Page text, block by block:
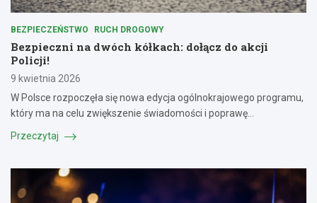
BEZPIECZEŃSTWO RUCH DROGOWY
Bezpieczni na dwóch kółkach: dołącz do akcji
Policji!
9 kwietnia 2026
W Polsce rozpoczęła się nowa edycja ogólnokrajowego programu,
który ma na celu zwiększenie świadomości i poprawę…
Przeczytaj